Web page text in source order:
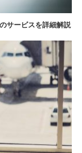
サービスを詳細解説